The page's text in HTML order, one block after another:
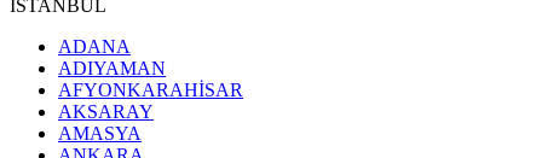
İSTANBUL
ADANA
ADIYAMAN
AFYONKARAHİSAR
AKSARAY
AMASYA